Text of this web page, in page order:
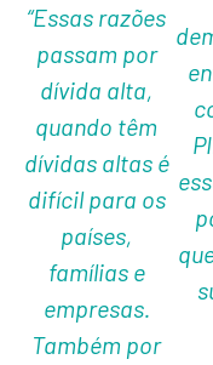
“Essas razões
passam por
dívida alta,
quando têm
dívidas altas é
difícil para os
países,
famílias e
empresas.
Também por